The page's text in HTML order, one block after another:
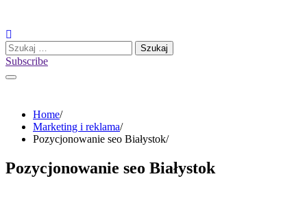
content
Szukaj:
Subscribe
Home
Marketing i reklama
Pozycjonowanie seo Białystok
Pozycjonowanie seo Białystok